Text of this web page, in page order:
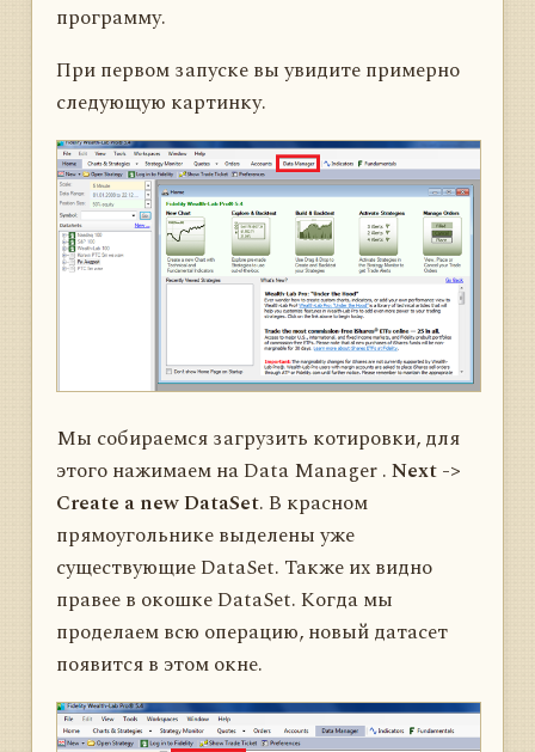
программу.
При первом запуске вы увидите примерно
следующую картинку.
Мы собираемся загрузить котировки, для
этого нажимаем на Data Manager .Next ->
Create a new DataSet. В красном
прямоугольнике выделены уже
существующие DataSet. Также их видно
правее в окошке DataSet. Когда мы
проделаем всю операцию, новый датасет
появится в этом окне.